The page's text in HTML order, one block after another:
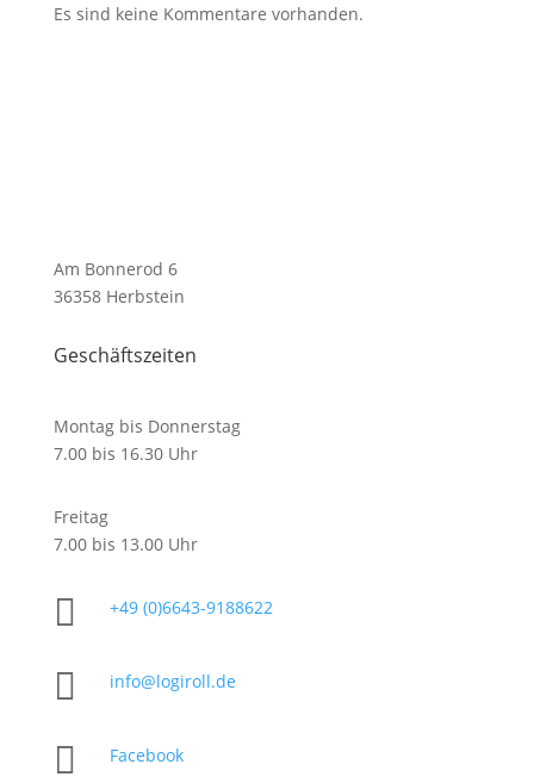
Es sind keine Kommentare vorhanden.
Am Bonnerod 6
36358 Herbstein
Geschäftszeiten
Montag bis Donnerstag
7.00 bis 16.30 Uhr
Freitag
7.00 bis 13.00 Uhr
 +49 (0)6643-9188622
 info@logiroll.de
 Facebook